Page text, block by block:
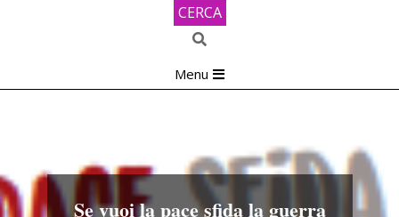
CERCA
Search
Navigation
Menu
Se vuoi la pace sfida la guerra